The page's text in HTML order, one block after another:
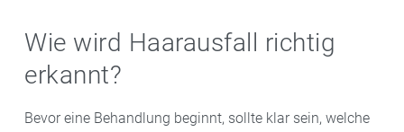
Wie wird Haarausfall richtig
erkannt?
Bevor eine Behandlung beginnt, sollte klar sein, welche